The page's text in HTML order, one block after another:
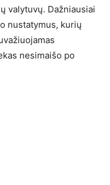
valytuvų. Dažniausiai
nustatymus, kurių
nesimaišo po